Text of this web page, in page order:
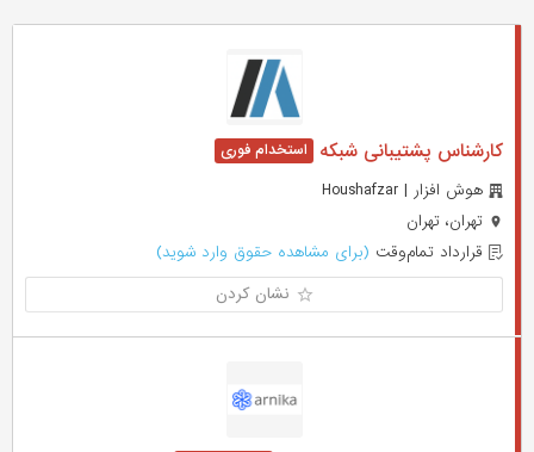
کارشناس پشتیبانی شبکه
هوش افزار | Houshafzar
تهران، تهران
قرارداد تمام‌وقت (برای مشاهده حقوق وارد شوید)
نشان کردن